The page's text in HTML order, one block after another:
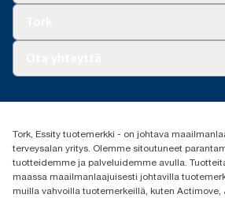
(+358) 9 5068 8222
Oy Essity Finland Ab
Revontulenkuja 1
02100 Espoo
Tork, Essity tuotemerkki - on johtava
terveysalan yritys. Olemme sitoutuneet
tuotteidemme ja palveluidemme avulla.
maassa maailmanlaajuisesti johtavilla
muilla vahvoilla tuotemerkeillä, kuten Actimove,